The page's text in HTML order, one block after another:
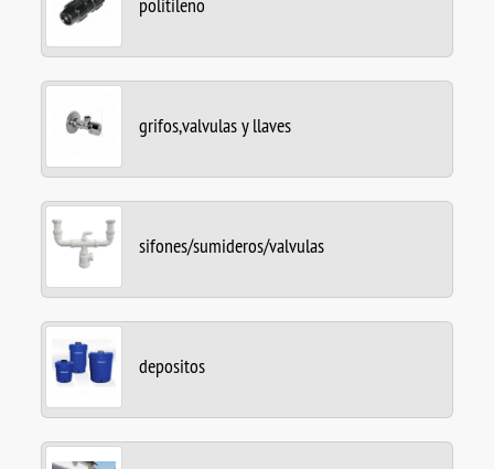
grifos,valvulas y llaves
sifones/sumideros/valvulas
depositos